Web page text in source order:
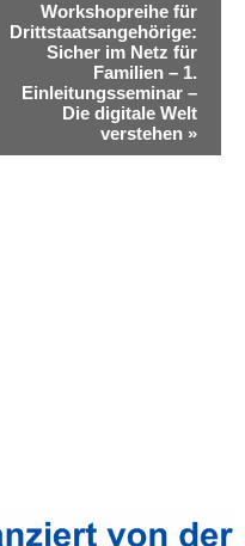
Workshopreihe für
Drittstaatsangehörige:
Sicher im Netz für
Familien – 1.
Einleitungsseminar –
Die digitale Welt
verstehen »